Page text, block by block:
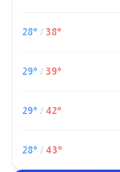
38°
/
28°
39°
/
29°
42°
/
29°
43°
/
28°